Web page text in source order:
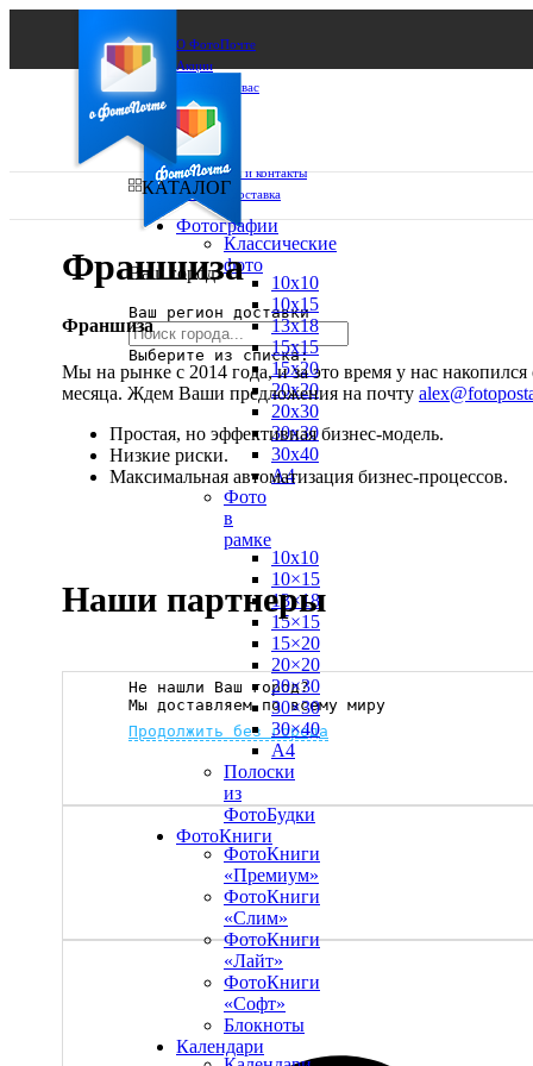
О ФотоПочте
Акции
Сделаем за вас
Бизнесу
FAQ
Франшиза
Поддержка и контакты
Оплата и доставка
Ваш город:
Ваш регион доставки
Выберите из списка:
Не нашли Ваш город?
Мы доставляем по всему миру
Продолжить без города
КАТАЛОГ
Фотографии
Классические
фото
10х10
10х15
13х18
15х15
15х20
20х20
20х30
30х30
30х40
А4
Фото
в
рамке
10х10
10×15
13×18
15×15
15×20
20×20
20×30
30×30
30×40
A4
Полоски
из
ФотоБудки
ФотоКниги
ФотоКниги
«Премиум»
ФотоКниги
«Слим»
ФотоКниги
«Лайт»
ФотоКниги
«Софт»
Блокноты
Календари
Франшиза
Франшиза
Мы на рынке с 2014 года, и за это время у нас
месяца. Ждем Ваши предложения на почту
Простая, но эффективная бизнес-модель.
Низкие риски.
Максимальная автоматизация бизнес-процессов.
Наши партнеры